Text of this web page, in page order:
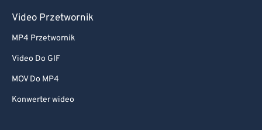
Video Przetwornik
MP4 Przetwornik
Video Do GIF
MOV Do MP4
Konwerter wideo